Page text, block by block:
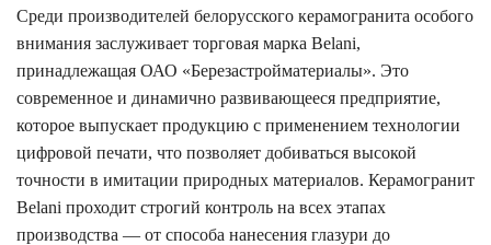
Среди производителей белорусского керамогранита особого
внимания заслуживает торговая марка Belani,
принадлежащая ОАО «Березастройматериалы». Это
современное и динамично развивающееся предприятие,
которое выпускает продукцию с применением технологии
цифровой печати, что позволяет добиваться высокой
точности в имитации природных материалов. Керамогранит
Belani проходит строгий контроль на всех этапах
производства — от способа нанесения глазури до